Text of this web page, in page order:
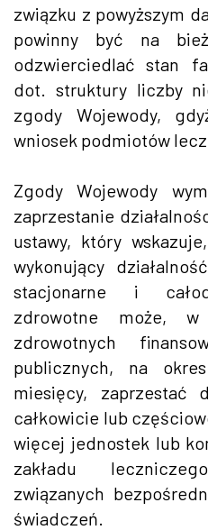
związku z powyższym
powinny być na
odzwierciedlać stan
dot. struktury liczby
zgody Wojewody,
wniosek podmiotów
Zgody Wojewody
zaprzestanie
ustawy, który
wykonujący
stacjonarne i
zdrowotne może, w
zdrowotnych
publicznych, na
miesięcy, zaprzestać
całkowicie lub
więcej jednostek lub
zakładu
związanych
świadczeń.